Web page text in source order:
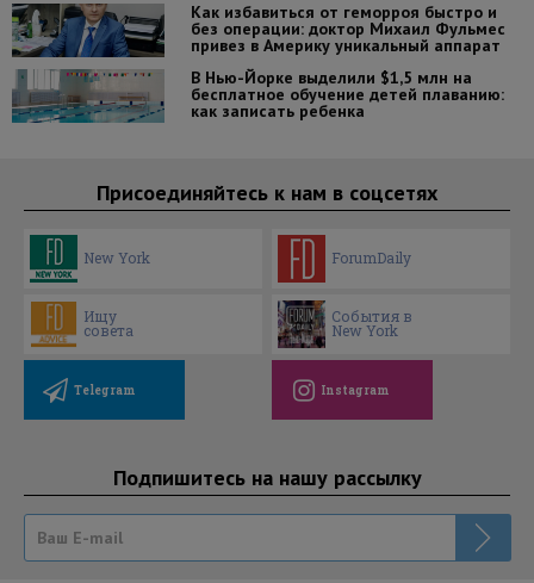
Как избавиться от геморроя быстро и
без операции: доктор Михаил Фульмес
привез в Америку уникальный аппарат
В Нью-Йорке выделили $1,5 млн на
бесплатное обучение детей плаванию:
как записать ребенка
Присоединяйтесь к нам в соцсетях
New York ForumDaily
Ищу
совета
События в
New York
Telegram Instagram
Подпишитесь на нашу рассылку